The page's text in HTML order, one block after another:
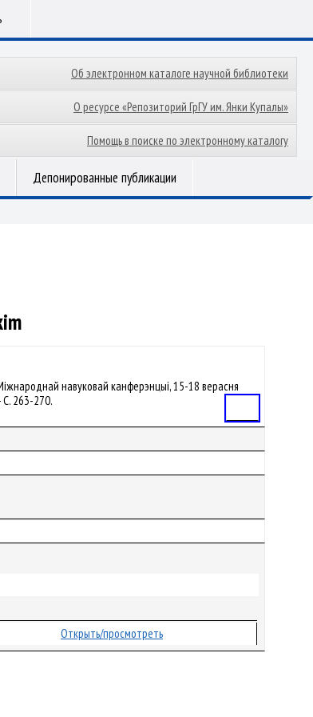
Об электронном каталоге научной библиотеки
О ресурсе «Репозиторий ГрГУ им. Янки Купалы»
Помощь в поиске по электронному каталогу
Депонированные публикации
Міжнароднай навуковай канферэнцыі, 15-18 верасня
С. 263-270.
Открыть/просмотреть